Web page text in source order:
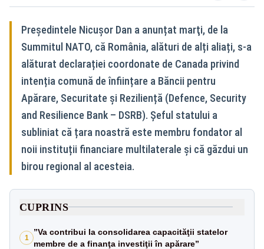
Preşedintele Nicuşor Dan a anunțat marţi, de la
Summitul NATO, că România, alături de alți aliați, s-a
alăturat declarației coordonate de Canada privind
intenția comună de înființare a Băncii pentru
Apărare, Securitate și Reziliență (Defence, Security
and Resilience Bank – DSRB). Șeful statului a
subliniat că țara noastră este membru fondator al
noii instituții financiare multilaterale și că găzdui un
birou regional al acesteia.
CUPRINS
1
”Va contribui la consolidarea capacităţii statelor
membre de a finanţa investiţii în apărare”